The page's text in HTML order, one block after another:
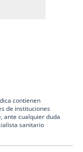
contienen
de instituciones
ante cualquier duda
sanitario